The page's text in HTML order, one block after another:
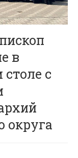
в
с
округа